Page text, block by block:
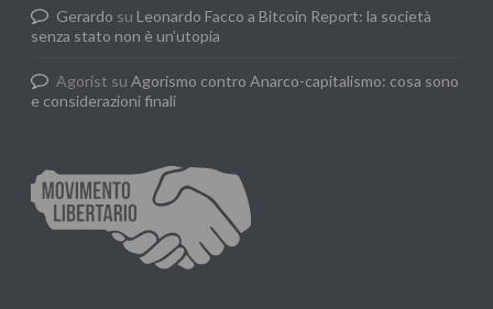
Gerardo su Leonardo Facco a Bitcoin Report: la società
senza stato non è un’utopia
Agorist suAgorismo contro Anarco-capitalismo: cosa sono
e considerazioni finali